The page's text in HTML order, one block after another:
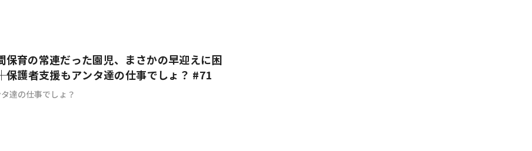
保育の常連だった園児、まさかの早迎えに困
｜保護者支援もアンタ達の仕事でしょ？ #71
達の仕事でしょ？